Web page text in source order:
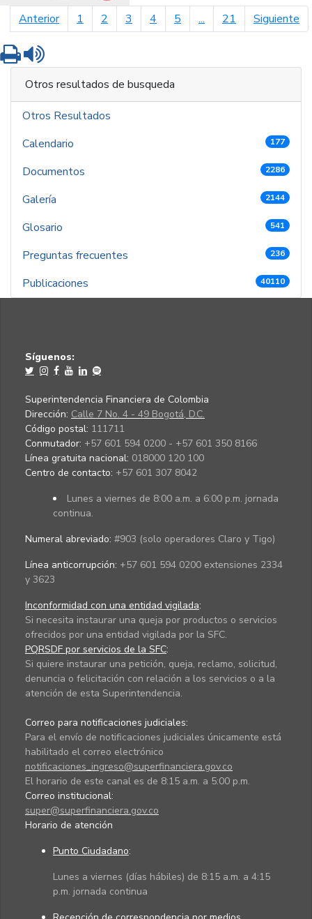
Anteriorpágina anterior
1 2 3 4 5 ... 21 Siguiente
Imprimir
Otros resultados de busqueda
Otros Resultados
Calendario
177
Documentos 2286
Galería 2144
Glosario 541
Preguntas frecuentes 236
Publicaciones 40110
Síguenos:
Superintendencia Financiera de Colombia
Dirección: Calle 7 No. 4 - 49 Bogotá, D.C.
Código postal: 111711
Conmutador: +57 601 594 0200 - +57 601 350 8166
Línea gratuita nacional: 018000 120 100
Centro de contacto: +57 601 307 8042
Lunes a viernes de 8:00 a.m. a 6:00 p.m. jornada
continua.
Numeral abreviado: #903 (solo operadores Claro y Tigo)
Línea anticorrupción: +57 601 594 0200 extensiones 2334
y 3623
Inconformidad con una entidad vigilada:
Si necesita instaurar una queja por productos o servicios
ofrecidos por una entidad vigilada por la SFC.
PQRSDF por servicios de la SFC:
Si quiere instaurar una petición, queja, reclamo, solicitud,
denuncia o felicitación con relación a los servicios o a la
atención de esta Superintendencia.
Correo para notificaciones judiciales:
Para el envío de notificaciones judiciales únicamente está
habilitado el correo electrónico
notificaciones_ingreso@superfinanciera.gov.co
El horario de este canal es de 8:15 a.m. a 5:00 p.m.
Correo institucional:
super@superfinanciera.gov.co
Horario de atención
Punto Ciudadano:
Lunes a viernes (días hábiles) de 8:15 a.m. a 4:15
p.m. jornada continua